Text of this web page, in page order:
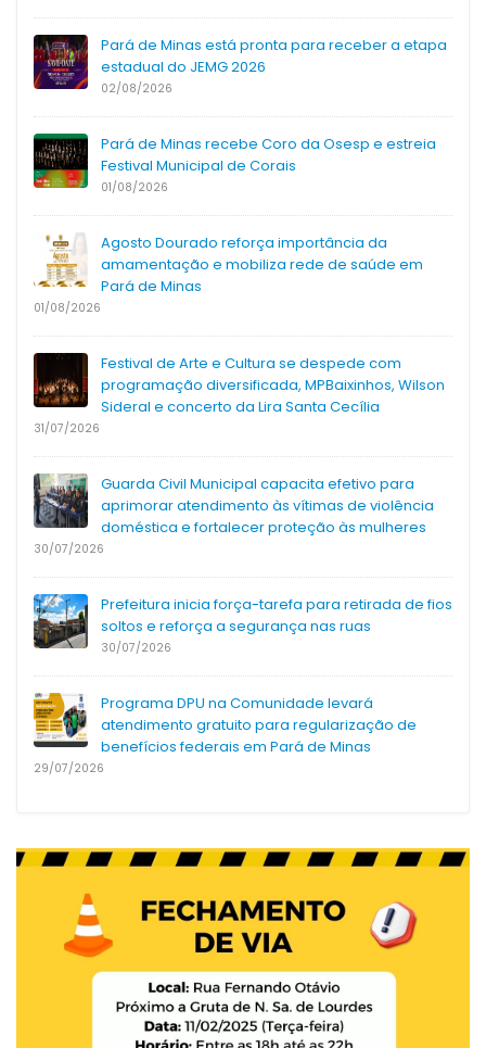
Pará de Minas está pronta para receber a etapa
estadual do JEMG 2026
02/08/2026
Pará de Minas recebe Coro da Osesp e estreia
Festival Municipal de Corais
01/08/2026
Agosto Dourado reforça importância da
amamentação e mobiliza rede de saúde em
Pará de Minas
01/08/2026
Festival de Arte e Cultura se despede com
programação diversificada, MPBaixinhos, Wilson
Sideral e concerto da Lira Santa Cecília
31/07/2026
Guarda Civil Municipal capacita efetivo para
aprimorar atendimento às vítimas de violência
doméstica e fortalecer proteção às mulheres
30/07/2026
Prefeitura inicia força-tarefa para retirada de fios
soltos e reforça a segurança nas ruas
30/07/2026
Programa DPU na Comunidade levará
atendimento gratuito para regularização de
benefícios federais em Pará de Minas
29/07/2026